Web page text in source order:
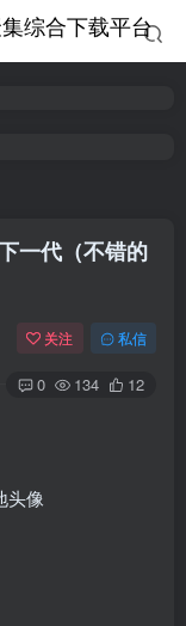
一代（不错的
关注 私信
0 134 12
头像